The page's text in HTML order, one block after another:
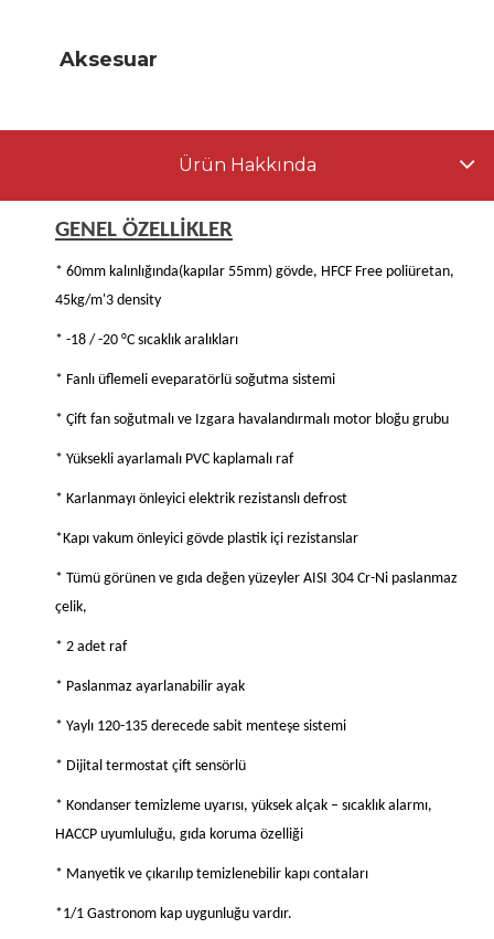
Aksesuar
Ürün Hakkında
GENEL ÖZELLİKLER
* 60mm kalınlığında(kapılar 55mm) gövde, HFCF Free poliüretan,
45kg/m'3 density
* -18 / -20 °C sıcaklık aralıkları
* Fanlı üflemeli eveparatörlü soğutma sistemi
* Çift fan soğutmalı ve Izgara havalandırmalı motor bloğu grubu
* Yüksekli ayarlamalı PVC kaplamalı raf
* Karlanmayı önleyici elektrik rezistanslı defrost
*Kapı vakum önleyici gövde plastik içi rezistanslar
* Tümü görünen ve gıda değen yüzeyler AISI 304 Cr-Ni paslanmaz
çelik,
* 2 adet raf
* Paslanmaz ayarlanabilir ayak
* Yaylı 120-135 derecede sabit menteşe sistemi
* Dijital termostat çift sensörlü
* Kondanser temizleme uyarısı, yüksek alçak – sıcaklık alarmı,
HACCP uyumluluğu, gıda koruma özelliği
* Manyetik ve çıkarılıp temizlenebilir kapı contaları
*1/1 Gastronom kap uygunluğu vardır.